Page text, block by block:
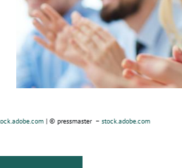
| © pressmaster – stock.adobe.com